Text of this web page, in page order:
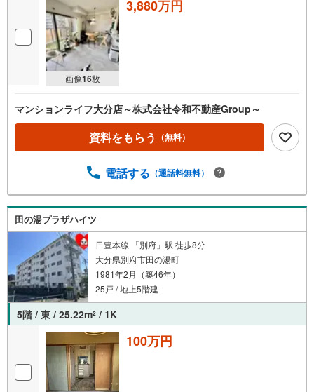
画像16枚
3,880万円
マンションライフ大分店～株式会社令和不動産Group～
資料をもらう （無料）
電話する （通話料無料）
田の湯プラザハイツ
日豊本線 「別府」駅 徒歩8分
大分県別府市田の湯町
1981年2月（築46年）
25戸 / 地上5階建
5階 / 東 / 25.22m2 / 1K
100万円